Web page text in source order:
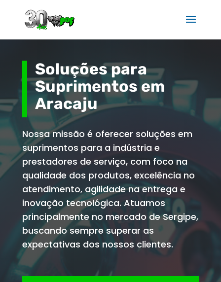
Soluções para
Suprimentos em
Aracaju
Nossa missão é oferecer soluções em
suprimentos para a indústria e
prestadores de serviço, com foco na
qualidade dos produtos, excelência no
atendimento, agilidade na entrega e
inovação tecnológica. Atuamos
principalmente no mercado de Sergipe,
buscando sempre superar as
expectativas dos nossos clientes.